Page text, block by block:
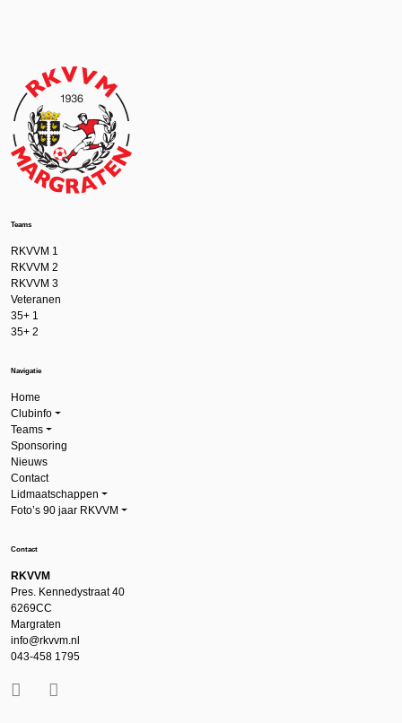
Teams
RKVVM 1
RKVVM 2
RKVVM 3
Veteranen
35+ 1
35+ 2
Navigatie
Home
Clubinfo
Teams
Sponsoring
Nieuws
Contact
Lidmaatschappen
Foto’s 90 jaar RKVVM
Contact
RKVVM
Pres. Kennedystraat 40
6269CC
Margraten
info@rkvvm.nl
043-458 1795